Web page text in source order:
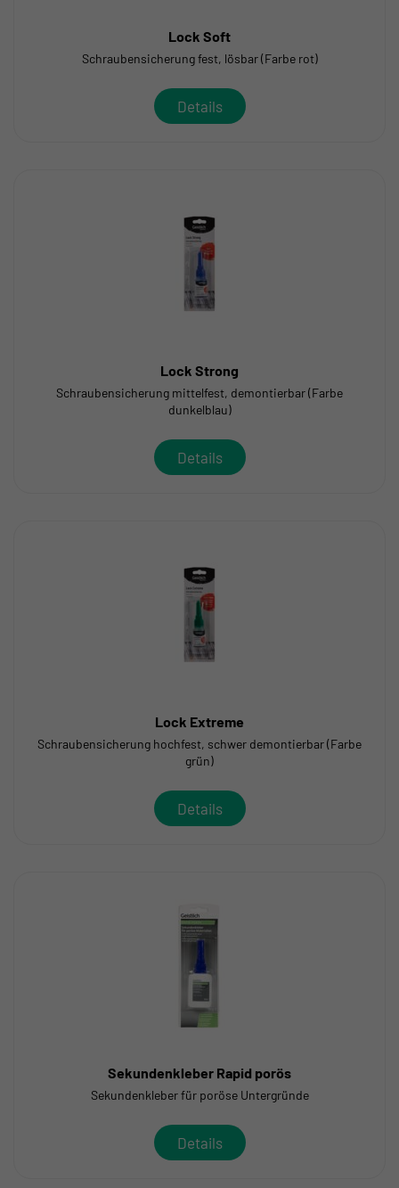
Lock Soft
Schraubensicherung fest, lösbar (Farbe rot)
Details
Lock Strong
Schraubensicherung mittelfest, demontierbar (Farbe
dunkelblau)
Details
Lock Extreme
Schraubensicherung hochfest, schwer demontierbar (Farbe
grün)
Details
Sekundenkleber Rapid porös
Sekundenkleber für poröse Untergründe
Details